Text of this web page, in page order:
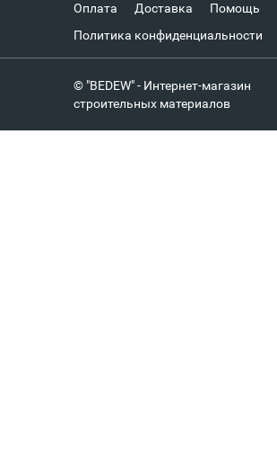
Оплата Доставка Помощь
Политика конфиденциальности
© "BEDEW" - Интернет-магазин
строительных материалов